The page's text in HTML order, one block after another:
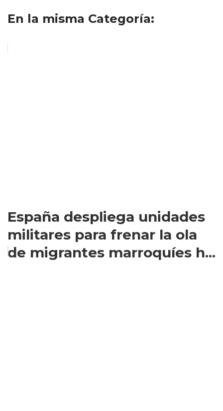
En la misma Categoría:
España despliega unidades
militares para frenar la ola
de migrantes marroquíes h...